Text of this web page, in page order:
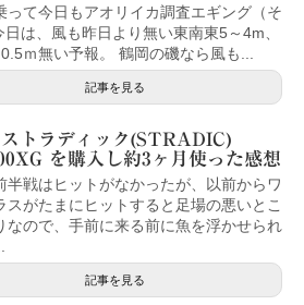
って今日もアオリイカ調査エギング（そ
は、風も昨日より無い東南東5～4m、
ｍ無い予報。 鶴岡の磯なら風も...
記事を見る
トラディック(STRADIC)
を購入し約3ヶ月使った感想
半戦はヒットがなかったが、以前からワ
スがたまにヒットすると足場の悪いとこ
なので、手前に来る前に魚を浮かせられ
記事を見る